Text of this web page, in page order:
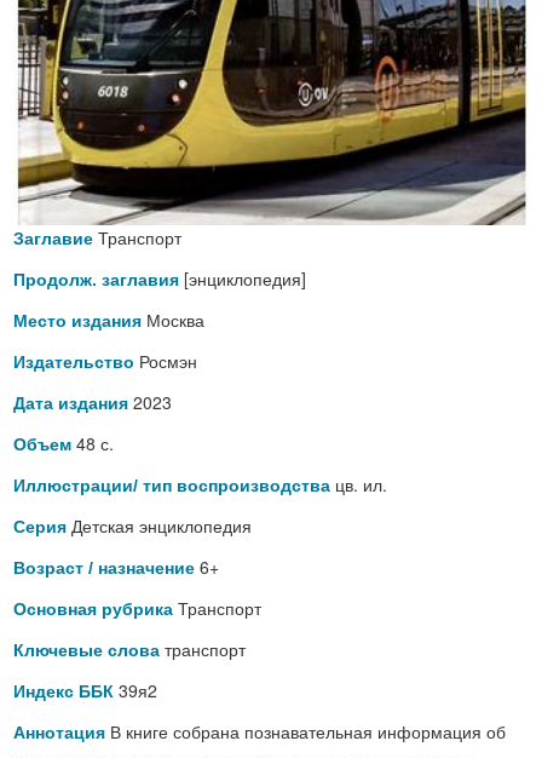
Заглавие Транспорт
Продолж. заглавия [энциклопедия]
Место издания Москва
Издательство Росмэн
Дата издания 2023
Объем 48 с.
Иллюстрации/ тип воспроизводства цв. ил.
Серия Детская энциклопедия
Возраст / назначение 6+
Основная рубрика Транспорт
Ключевые слова транспорт
Индекс ББК 39я2
Аннотация В книге собрана познавательная информация об